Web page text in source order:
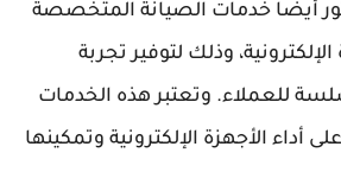
أيضًا خدمات الصيانة المتخصصة
وذلك لتوفير تجربة
للعملاء. وتعتبر هذه الخدمات
أداء الأجهزة الإلكترونية وتمكينها